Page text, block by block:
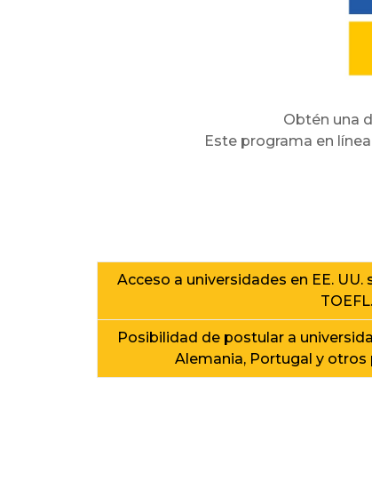
Obtén una
Este programa en
Acceso a universidades en EE.
TOEFL.
Posibilidad de postular a
Alemania, Portugal y otros